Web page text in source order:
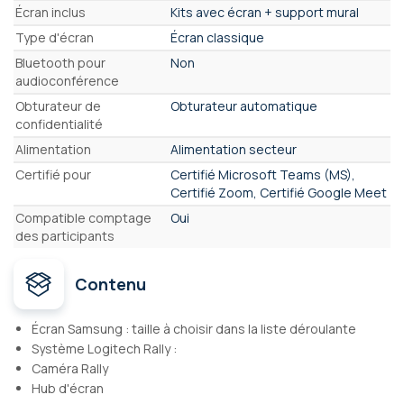
Écran inclus
Kits avec écran + support mural
Type d'écran
Écran classique
Bluetooth pour
audioconférence
Non
Obturateur de
confidentialité
Obturateur automatique
Alimentation
Alimentation secteur
Certifié pour
Certifié Microsoft Teams (MS),
Certifié Zoom, Certifié Google Meet
Compatible comptage
des participants
Oui
Contenu
Écran Samsung : taille à choisir dans la liste déroulante
Système Logitech Rally :
Caméra Rally
Hub d'écran